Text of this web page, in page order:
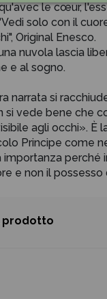
le cœur,
solo con il
Original Enesco.
nuvola lascia
e al sogno.
narrata si
si vede bene che
agli occhi». È
Principe come
importanza perché
e non il
prodotto